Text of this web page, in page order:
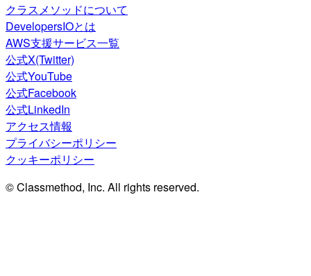
クラスメソッドについて
DevelopersIOとは
AWS支援サービス一覧
公式X(Twitter)
公式YouTube
公式Facebook
公式LinkedIn
アクセス情報
プライバシーポリシー
クッキーポリシー
© Classmethod, Inc. All rights reserved.